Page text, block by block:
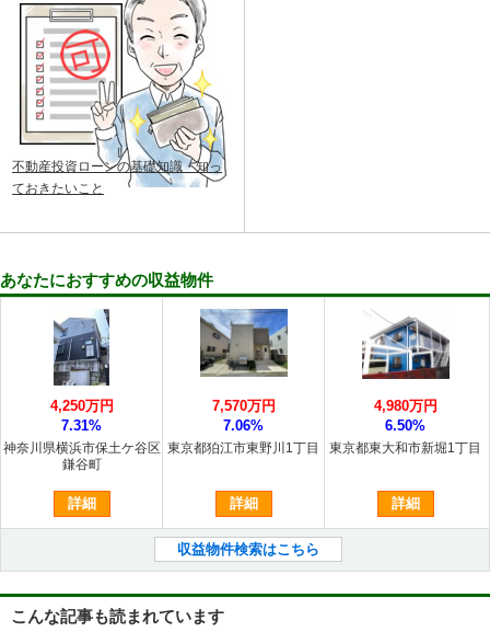
不動産投資ローンの基礎知識・知っ
ておきたいこと
あなたにおすすめの収益物件
神奈川県横浜市保土ケ谷区
鎌谷町
4,250万円
7.31%
詳細
東京都狛江市東野川1丁目
7,570万円
7.06%
詳細
東京都東大和市新堀1丁目
4,980万円
6.50%
詳細
収益物件検索はこちら
こんな記事も読まれています